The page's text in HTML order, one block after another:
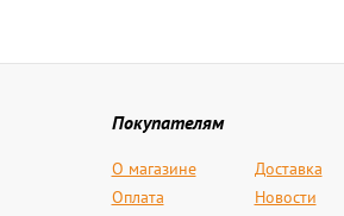
Покупателям
О магазине
Доставка
Оплата
Новости